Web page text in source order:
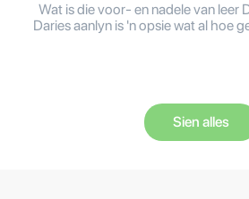
Wat is die voor- en nadele van leer
Daries aanlyn is 'n opsie wat al hoe
Sien alles